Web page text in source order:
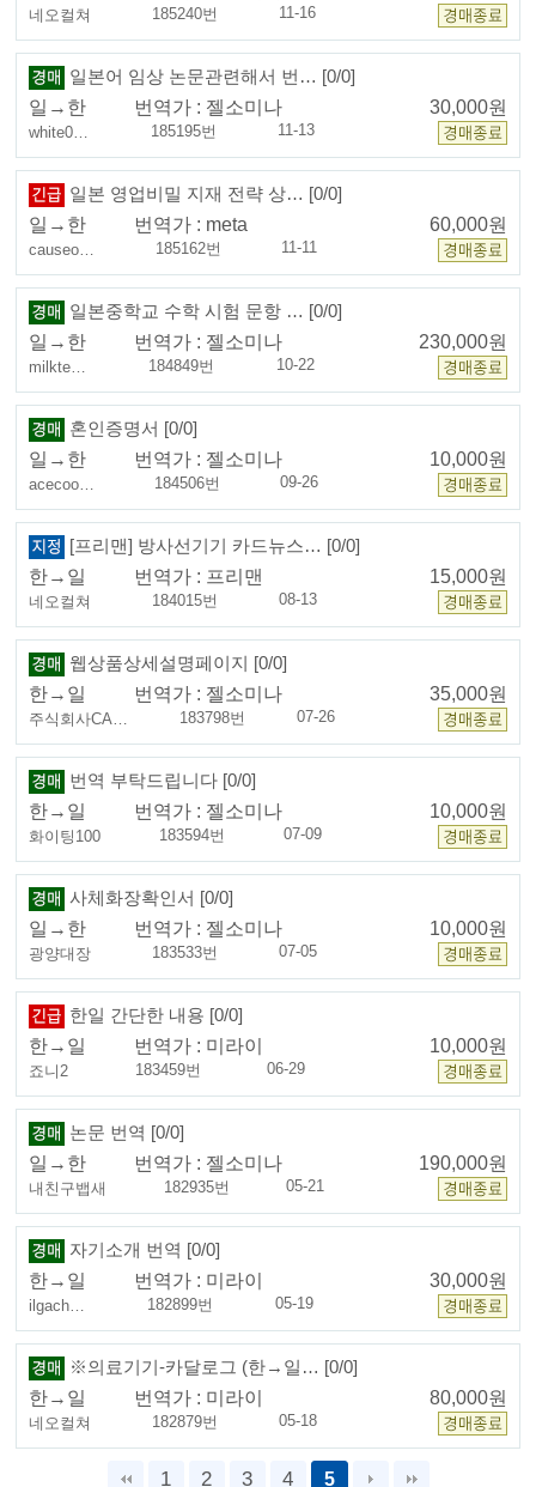
네오컬쳐 185240번 11-16
일본어 임상 논문관련해서 번… [0/0]
일→한
번역가 : 젤소미나 30,000원
white0… 185195번 11-13
일본 영업비밀 지재 전략 상… [0/0]
일→한
번역가 : meta 60,000원
causeo… 185162번 11-11
일본중학교 수학 시험 문항 … [0/0]
일→한
번역가 : 젤소미나 230,000원
milkte… 184849번 10-22
혼인증명서 [0/0]
일→한
번역가 : 젤소미나 10,000원
acecoo… 184506번 09-26
[프리맨] 방사선기기 카드뉴스… [0/0]
한→일
번역가 : 프리맨 15,000원
네오컬쳐 184015번 08-13
웹상품상세설명페이지 [0/0]
한→일
번역가 : 젤소미나 35,000원
주식회사CA… 183798번 07-26
번역 부탁드립니다 [0/0]
한→일
번역가 : 젤소미나 10,000원
화이팅100 183594번 07-09
사체화장확인서 [0/0]
일→한
번역가 : 젤소미나 10,000원
광양대장 183533번 07-05
한일 간단한 내용 [0/0]
한→일
번역가 : 미라이 10,000원
죠니2 183459번 06-29
논문 번역 [0/0]
일→한
번역가 : 젤소미나 190,000원
내친구뱁새 182935번 05-21
자기소개 번역 [0/0]
한→일
번역가 : 미라이 30,000원
ilgach… 182899번 05-19
※의료기기-카달로그 (한→일… [0/0]
한→일
번역가 : 미라이 80,000원
네오컬쳐 182879번 05-18
1 2 3 4 5